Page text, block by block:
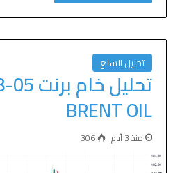
تحليل السلع
BRENT OIL
منذ 3 أيام 306